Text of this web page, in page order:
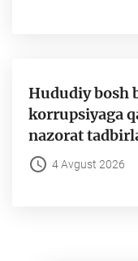
Hududiy bosh
korrupsiyaga
nazorat
4 Avgust 2026